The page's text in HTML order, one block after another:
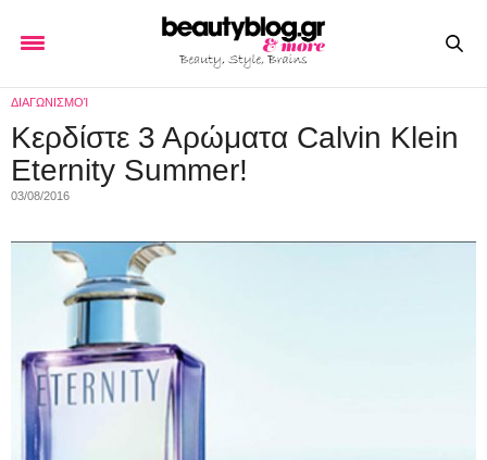
ΔΙΑΓΩΝΙΣΜΟΊ
Κερδίστε 3 Αρώματα Calvin Klein
Eternity Summer!
03/08/2016